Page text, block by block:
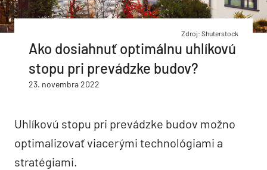
Zdroj: Shuterstock
Ako dosiahnuť optimálnu uhlíkovú
stopu pri prevádzke budov?
23. novembra 2022
Uhlíkovú stopu pri prevádzke budov možno
optimalizovať viacerými technológiami a
stratégiami.